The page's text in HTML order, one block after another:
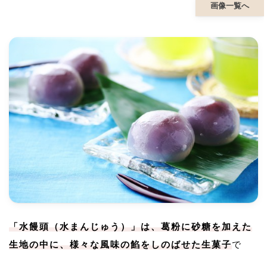
画像一覧へ
「水饅頭（水まんじゅう）」は、葛粉に砂糖を加えた
生地の中に、様々な風味の餡をしのばせた生菓子で